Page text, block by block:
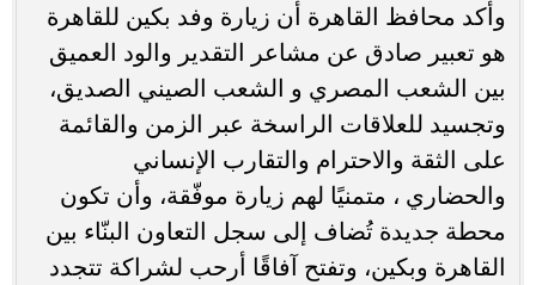
وأكد محافظ القاهرة أن زيارة وفد بكين للقاهرة
هو تعبير صادق عن مشاعر التقدير والود العميق
بين الشعب المصري و الشعب الصيني الصديق،
وتجسيد للعلاقات الراسخة عبر الزمن والقائمة
على الثقة والاحترام والتقارب الإنساني
والحضاري ، متمنيًا لهم زيارة موفّقة، وأن تكون
محطة جديدة تُضاف إلى سجل التعاون البنّاء بين
القاهرة وبكين، وتفتح آفاقًا أرحب لشراكة تتجدد